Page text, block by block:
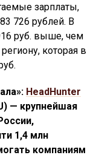
зарплаты,
726 рублей. В
руб. выше, чем
которая в
HeadHunter
— крупнейшая
1,4 млн
компаниям